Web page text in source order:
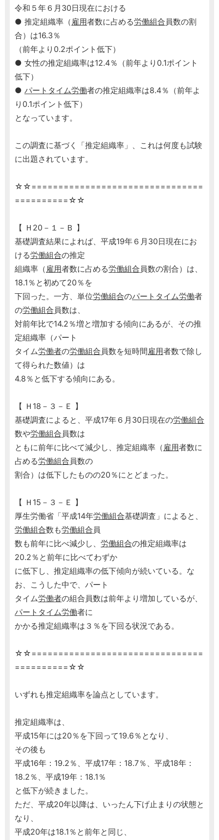
令和５年６月30日現在における
● 推定組織率（ 雇用者数に占める労働組合 員数の割
合）は16.3％
（前年より0.2ポイント低下）
● 女性の推定組織率は12.4％（前年より0.1ポイント
低下）
● パートタイム労働者の推定組織率は8.4％（前年よ
り0.1ポイント低下）
となっています。
この調査に基づく「推定組織率」、これは何度も試験
に出題されています。
☆☆================================
==========☆☆
【 Ｈ20－１－Ｂ 】
基礎調査結果によれば、平成19年６月30日現在にお
ける労働組合の推定
組織率（ 雇用者数に占める労働組合 員数の割合）は、
18.1％と初めて20％を
下回った。一方、単位労働組合のパートタイム労働者
の労働組合 員数は、
対前年比で14.2％増と増加する傾向にあるが、その推
定組織率（パート
タイム労働者の労働組合 員数を短時間雇用者数で除し
て得られた数値）は
4.8％と低下する傾向にある。
【 Ｈ18－３－Ｅ 】
基礎調査によると、平成17年６月30日現在の労働組合
数や労働組合 員数は
ともに前年に比べて減少し、推定組織率（ 雇用者数に
占める労働組合 員数の
割合）は低下したものの20％にとどまった。
【 Ｈ15－３－Ｅ 】
厚生労働省「平成14年労働組合基礎調査」によると、
労働組合数も労働組合 員
数も前年に比べ減少し、 労働組合の推定組織率は
20.2％と前年に比べてわずか
に低下し、推定組織率の低下傾向が続いている。な
お、こうした中で、パート
タイム労働者の組合員数は前年より増加しているが、
パートタイム労働者に
かかる推定組織率は３％を下回る状況である。
☆☆================================
==========☆☆
いずれも推定組織率を論点としています。
推定組織率は、
平成15年には20％を下回って19.6％となり、
その後も
平成16年：19.2％、平成17年：18.7％、平成18年：
18.2％、平成19年：18.1％
と低下が続きました。
ただ、平成20年以降は、いったん下げ止まりの状態と
なり、
平成20年は18.1％と前年と同じ、